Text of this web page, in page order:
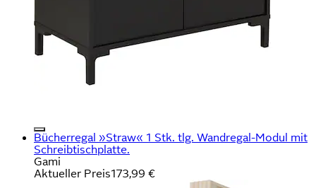
Bücherregal »Straw« 1 Stk. tlg. Wandregal-Modul mit
Schreibtischplatte.
Gami
Aktueller Preis173,99 €